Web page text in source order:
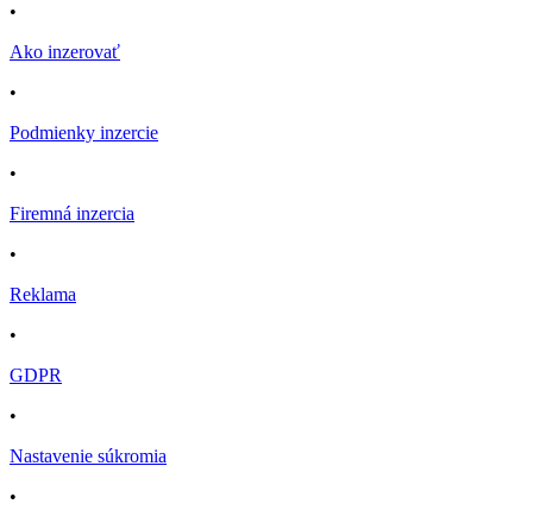
•
Ako inzerovať
•
Podmienky inzercie
•
Firemná inzercia
•
Reklama
•
GDPR
•
Nastavenie súkromia
•